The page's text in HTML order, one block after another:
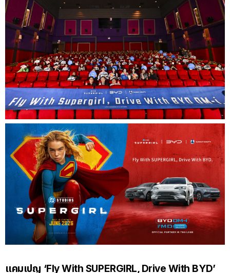
แคมเปญ ‘Fly With SUPERGIRL, Drive With BYD’